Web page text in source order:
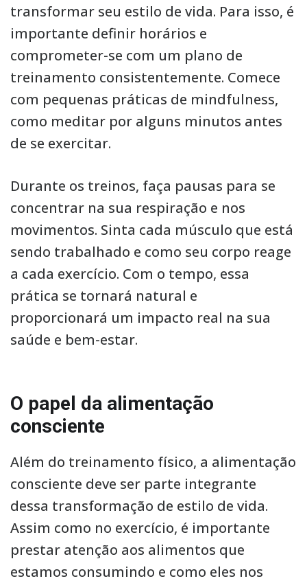
transformar seu estilo de vida. Para isso, é
importante definir horários e
comprometer-se com um plano de
treinamento consistentemente. Comece
com pequenas práticas de mindfulness,
como meditar por alguns minutos antes
de se exercitar.
Durante os treinos, faça pausas para se
concentrar na sua respiração e nos
movimentos. Sinta cada músculo que está
sendo trabalhado e como seu corpo reage
a cada exercício. Com o tempo, essa
prática se tornará natural e
proporcionará um impacto real na sua
saúde e bem-estar.
O papel da alimentação
consciente
Além do treinamento físico, a alimentação
consciente deve ser parte integrante
dessa transformação de estilo de vida.
Assim como no exercício, é importante
prestar atenção aos alimentos que
estamos consumindo e como eles nos